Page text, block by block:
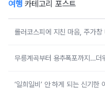
여행 카테고리 포스트
롤러코스피에 지친 마음, 주가
무릉계곡부터 용추폭포까지…더
‘일희일비’ 안 하게 되는 신기한